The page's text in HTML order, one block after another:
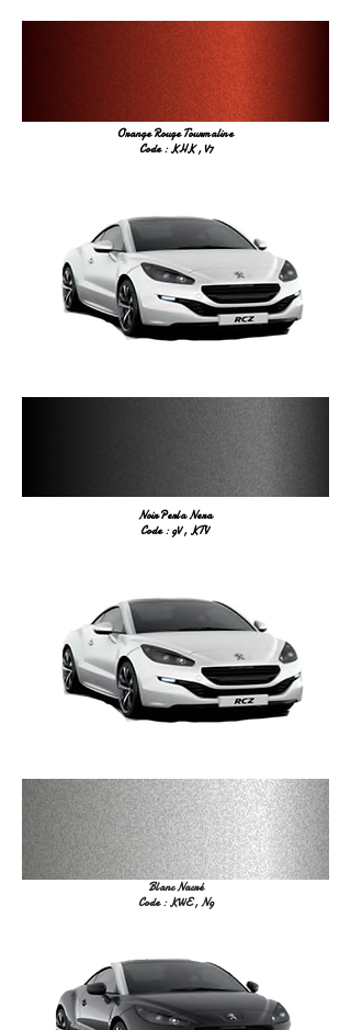
Orange Rouge Tourmaline
Code : KHK , V7
Noir Perla Nera
Code : 9V , KTV
Blanc Nacré
Code : KWE , N9